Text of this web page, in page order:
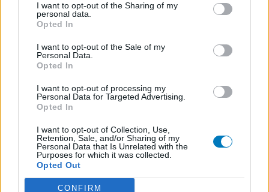
I want to opt-out of the Sharing of my
personal data.
Opted In
I want to opt-out of the Sale of my
Personal Data.
Opted In
I want to opt-out of processing my
Personal Data for Targeted Advertising.
Opted In
I want to opt-out of Collection, Use,
Retention, Sale, and/or Sharing of my
Personal Data that Is Unrelated with the
Purposes for which it was collected.
Opted Out
CONFIRM
Bijwerkingen
diarree
slapeloosheid
hoofdpijn in achterhoofd
meningen wat goed en slecht is. geen duidelijk gegeven.
Repatha
30-10-2025 | Man | 67